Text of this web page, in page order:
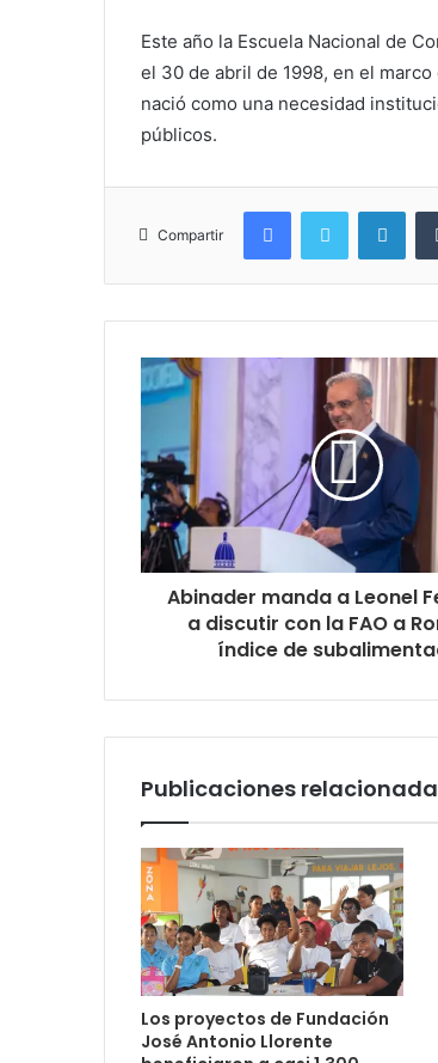
Este año la Escuela Nacional de
el 30 de abril de 1998, en el
nació como una necesidad
públicos.
Compartir
FacebookTwitter
Abinader manda a Leonel
a discutir con la FAO a
índice de
Publicaciones
Los proyectos de Fundación
José Antonio Llorente